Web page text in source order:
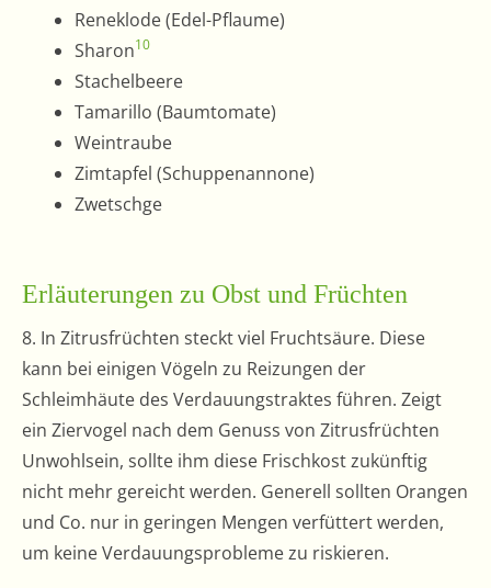
Reneklode (Edel-Pflaume)
Sharon10
Stachelbeere
Tamarillo (Baumtomate)
Weintraube
Zimtapfel (Schuppenannone)
Zwetschge
Erläuterungen zu Obst und Früchten
8. In Zitrusfrüchten steckt viel Fruchtsäure. Diese
kann bei einigen Vögeln zu Reizungen der
Schleimhäute des Verdauungstraktes führen. Zeigt
ein Ziervogel nach dem Genuss von Zitrusfrüchten
Unwohlsein, sollte ihm diese Frischkost zukünftig
nicht mehr gereicht werden. Generell sollten Orangen
und Co. nur in geringen Mengen verfüttert werden,
um keine Verdauungsprobleme zu riskieren.